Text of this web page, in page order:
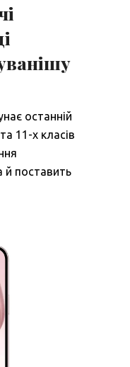
останній
11-х класів
й поставить